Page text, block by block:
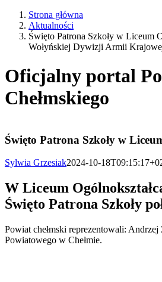
Strona główna
Aktualności
Święto Patrona Szkoły w Liceum
Wołyńskiej Dywizji Armii
Oficjalny portal
Chełmskiego
Święto Patrona Szkoły w
Sylwia Grzesiak2024-10-
W Liceum
Święto Patrona Szkoły
Powiat chełmski reprezentowali:
Powiatowego w Chełmie.